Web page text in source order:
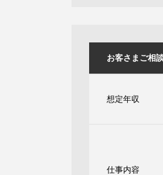
お客さまご相
想定年収
仕事内容